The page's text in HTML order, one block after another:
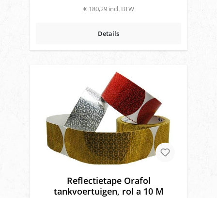
€ 180,29 incl. BTW
Details
Reflectietape Orafol
tankvoertuigen, rol a 10 M